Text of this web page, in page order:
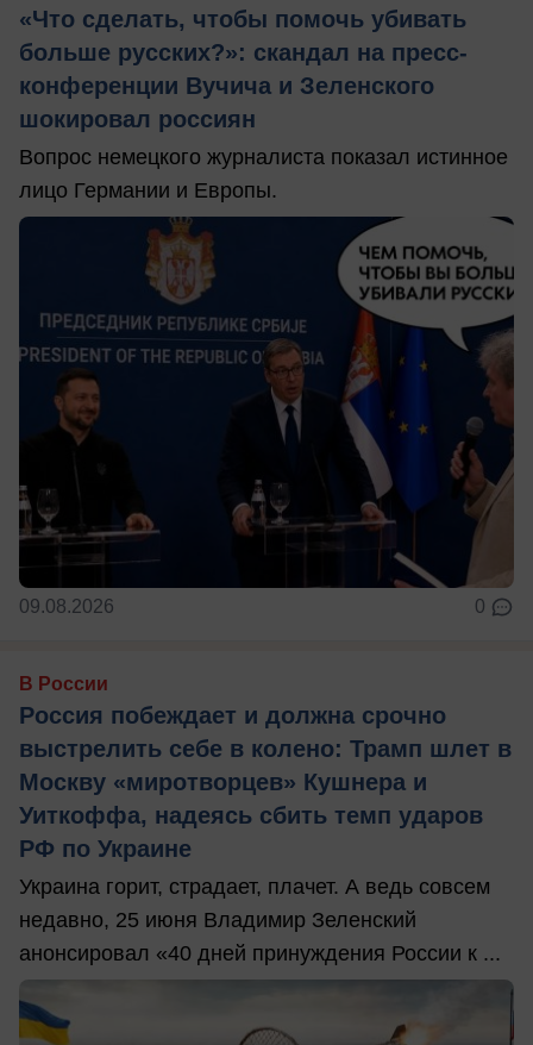
«Что сделать, чтобы помочь убивать
больше русских?»: скандал на пресс-
конференции Вучича и Зеленского
шокировал россиян
Вопрос немецкого журналиста показал истинное
лицо Германии и Европы.
09.08.2026 0
В России
Россия побеждает и должна срочно
выстрелить себе в колено: Трамп шлет в
Москву «миротворцев» Кушнера и
Уиткоффа, надеясь сбить темп ударов
РФ по Украине
Украина горит, страдает, плачет. А ведь совсем
недавно, 25 июня Владимир Зеленский
анонсировал «40 дней принуждения России к ...